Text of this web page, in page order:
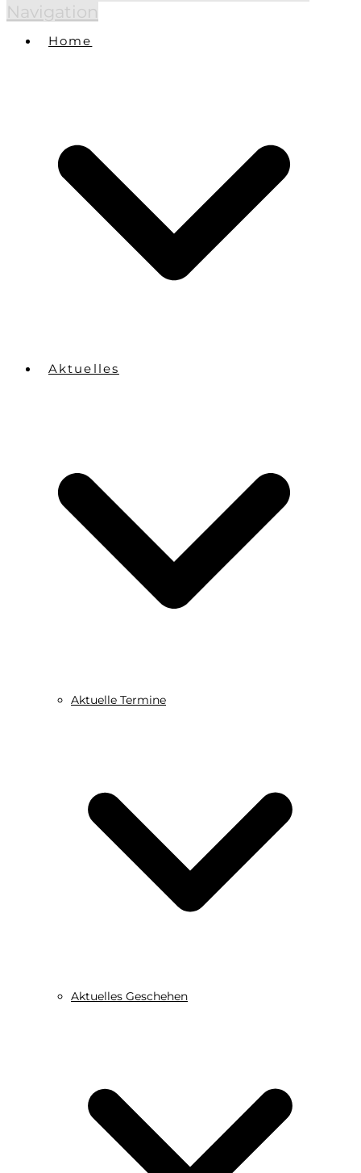
Navigation
Home
Aktuelles
Aktuelle Termine
Aktuelles Geschehen